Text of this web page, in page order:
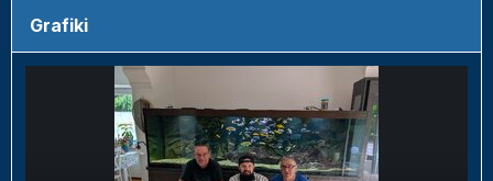
Grafiki